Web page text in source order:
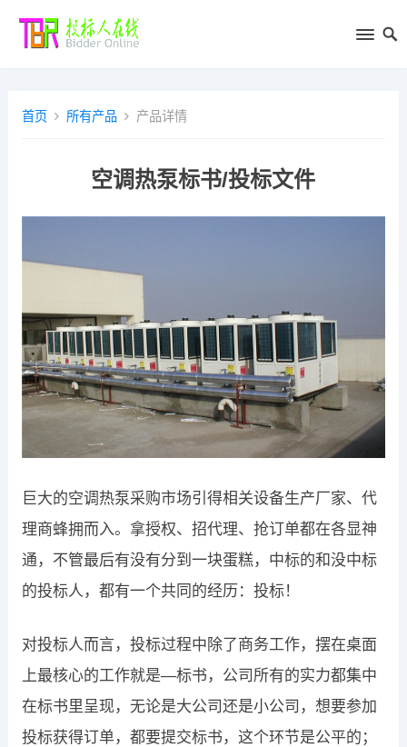
首页 所有产品 产品详情
空调热泵标书/投标文件
巨大的空调热泵采购市场引得相关设备生产厂家、代
理商蜂拥而入。拿授权、招代理、抢订单都在各显神
通，不管最后有没有分到一块蛋糕，中标的和没中标
的投标人，都有一个共同的经历：投标！
对投标人而言，投标过程中除了商务工作，摆在桌面
上最核心的工作就是—标书，公司所有的实力都集中
在标书里呈现，无论是大公司还是小公司，想要参加
投标获得订单，都要提交标书，这个环节是公平的；